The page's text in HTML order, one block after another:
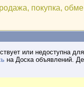
покупка,
или недоступна
на Доска объявлений.